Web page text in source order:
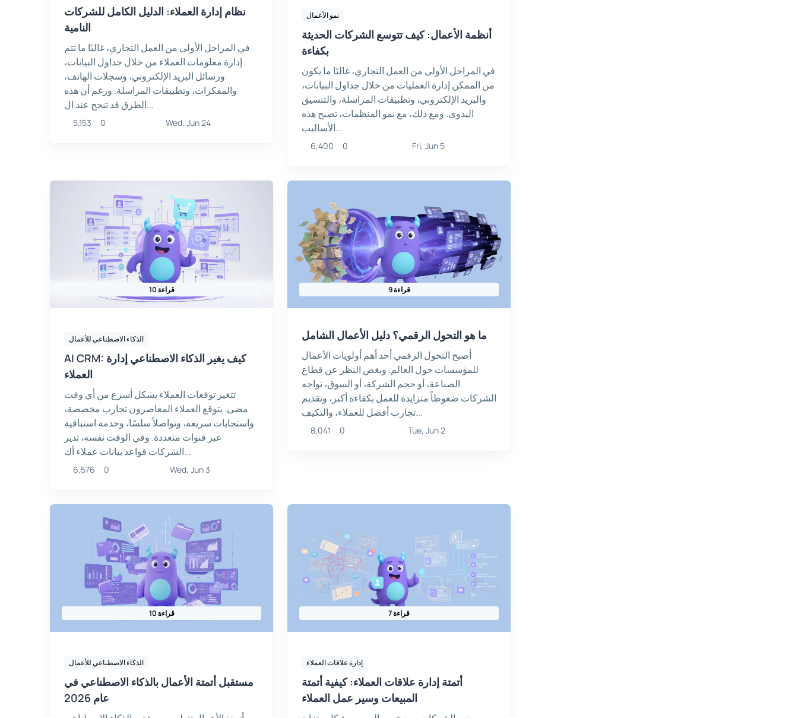
نظام إدارة العملاء: الدليل الكامل للشركات
النامية
في المراحل الأولى من العمل التجاري، غالبًا ما تتم
إدارة معلومات العملاء من خلال جداول البيانات،
ورسائل البريد الإلكتروني، وسجلات الهاتف،
والمفكرات، وتطبيقات المراسلة. ورغم أن هذه
الطرق قد تنجح عند ال...
5,153 0 Wed, Jun 24
نمو الأعمال
أنظمة الأعمال: كيف تتوسع الشركات الحديثة
بكفاءة
في المراحل الأولى من العمل التجاري، غالبًا ما يكون
من الممكن إدارة العمليات من خلال جداول البيانات،
والبريد الإلكتروني، وتطبيقات المراسلة، والتنسيق
اليدوي. ومع ذلك، مع نمو المنظمات، تصبح هذه
الأساليب...
6,400 0 Fri, Jun 5
10 قراءة
الذكاء الاصطناعي للأعمال
AI CRM: كيف يغير الذكاء الاصطناعي إدارة
العملاء
تتغير توقعات العملاء بشكل أسرع من أي وقت
مضى. يتوقع العملاء المعاصرون تجارب مخصصة،
واستجابات سريعة، وتواصلاً سلسًا، وخدمة استباقية
عبر قنوات متعددة. وفي الوقت نفسه، تدير
الشركات قواعد بيانات عملاء أك...
6,576 0 Wed, Jun 3
9 قراءة
ما هو التحول الرقمي؟ دليل الأعمال الشامل
أصبح التحول الرقمي أحد أهم أولويات الأعمال
للمؤسسات حول العالم. وبغض النظر عن قطاع
الصناعة، أو حجم الشركة، أو السوق، تواجه
الشركات ضغوطاً متزايدة للعمل بكفاءة أكبر، وتقديم
تجارب أفضل للعملاء، والتكيف...
8,041 0 Tue, Jun 2
10 قراءة
الذكاء الاصطناعي للأعمال
مستقبل أتمتة الأعمال بالذكاء الاصطناعي في
عام 2026
7 قراءة
إدارة علاقات العملاء
أتمتة إدارة علاقات العملاء: كيفية أتمتة
المبيعات وسير عمل العملاء